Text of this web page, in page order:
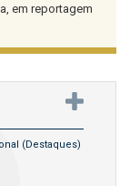
em reportagem
(destaques)